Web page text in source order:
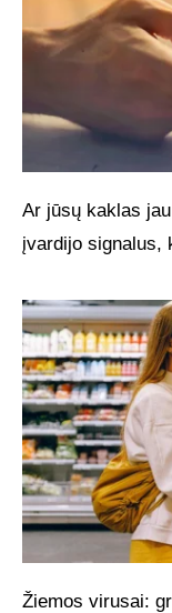
Ar jūsų kaklas
įvardijo signalus,
Žiemos virusai: